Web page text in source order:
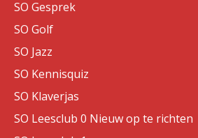
SO Gesprek
SO Golf
SO Jazz
SO Kennisquiz
SO Klaverjas
SO Leesclub 0 Nieuw op te richten